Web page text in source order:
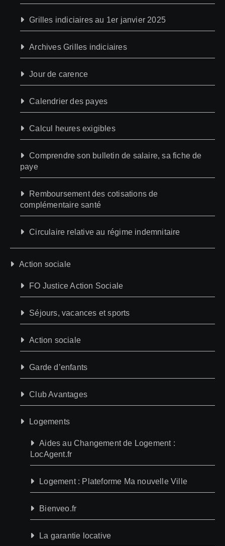
Grilles indiciaires au 1er janvier 2025
Archives Grilles indiciaires
Jour de carence
Calendrier des payes
Calcul heures exigibles
Comprendre son bulletin de salaire, sa fiche de
paye
Remboursement des cotisations de
complémentaire santé
Circulaire relative au régime indemnitaire
Action sociale
FO Justice Action Sociale
Séjours, vacances et sports
Action sociale
Garde d’enfants
Club Avantages
Logements
Aides au Changement de Logement :
LocAgent.fr
Logement : Plateforme Ma nouvelle Ville
Bienveo.fr
La garantie locative